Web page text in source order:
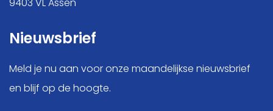
9403 VL Assen
Nieuwsbrief
Meld je nu aan voor onze maandelijkse nieuwsbrief
en blijf op de hoogte.